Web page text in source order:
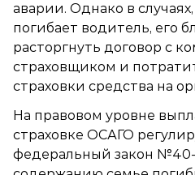
аварии. Однако в
погибает водитель, его
расторгнуть договор с
страховщиком и
страховки средства на
На правовом уровне
страховке ОСАГО
федеральный закон №40-